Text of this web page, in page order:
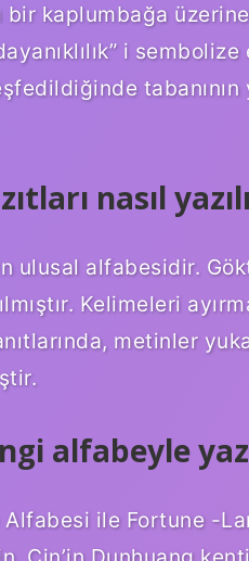
bir kaplumbağa
i
nasıl
ulusal alfabesidir.
Kelimeleri
metinler
alfabeyle
Alfabesi ile Fortune -